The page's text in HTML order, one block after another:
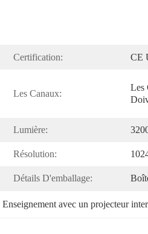
Certification: CE
Les Canaux:
Les
Lumière:
Résolution:
Détails D'emballage:
Enseignement avec un projecteur